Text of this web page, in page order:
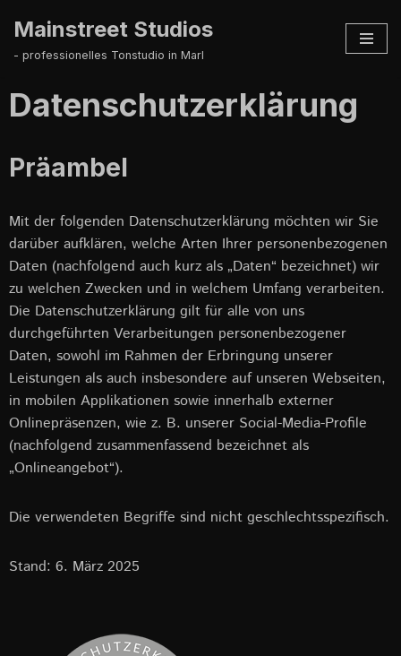
Zum
springen
Mainstreet Studios
- professionelles Tonstudio in Marl
Datenschutzerklärung
Präambel
Mit der folgenden Datenschutzerklärung möchten wir Sie
darüber aufklären, welche Arten Ihrer personenbezogenen
Daten (nachfolgend auch kurz als „Daten“ bezeichnet) wir
zu welchen Zwecken und in welchem Umfang verarbeiten.
Die Datenschutzerklärung gilt für alle von uns
durchgeführten Verarbeitungen personenbezogener
Daten, sowohl im Rahmen der Erbringung unserer
Leistungen als auch insbesondere auf unseren Webseiten,
in mobilen Applikationen sowie innerhalb externer
Onlinepräsenzen, wie z. B. unserer Social-Media-Profile
(nachfolgend zusammenfassend bezeichnet als
„Onlineangebot“).
Die verwendeten Begriffe sind nicht geschlechtsspezifisch.
Stand: 6. März 2025